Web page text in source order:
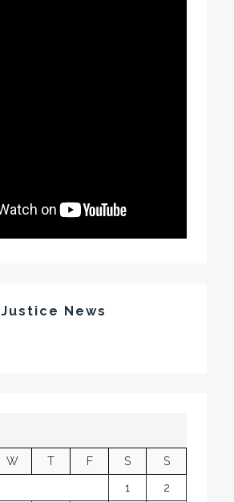
Justice News
W T F S S
1 2